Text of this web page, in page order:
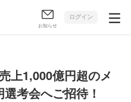
お知らせ
ログイン
上1,000億円超のメ
考会へご招待！